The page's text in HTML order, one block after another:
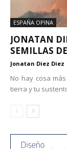
ESPAÑA OPINA
JONATAN
SEMILLAS
Jonatan Diez Diez
No hay cosa
tierra y tu